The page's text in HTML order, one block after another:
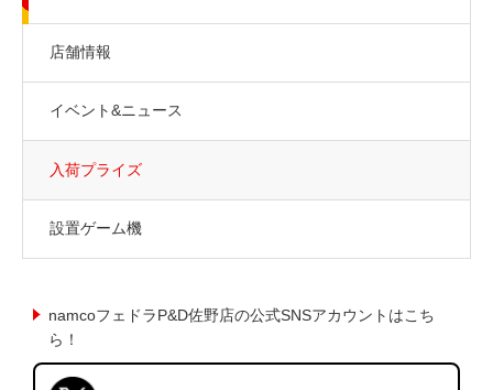
店舗情報
イベント&ニュース
入荷プライズ
設置ゲーム機
namcoフェドラP&D佐野店の公式SNSアカウントはこち
ら！